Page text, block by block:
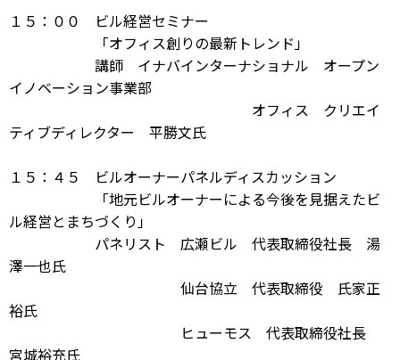
１５：００ ビル経営セミナー
「オフィス創りの最新トレンド」
講師 イナバインターナショナル オープン
イノベーション事業部
オフィス クリエイ
ティブディレクター 平勝文氏
１５：４５ ビルオーナーパネルディスカッション
「地元ビルオーナーによる今後を見据えたビ
ル経営とまちづくり」
パネリスト 広瀬ビル 代表取締役社長 湯
澤一也氏
仙台協立 代表取締役 氏家正
裕氏
ヒューモス 代表取締役社長
宮城裕充氏